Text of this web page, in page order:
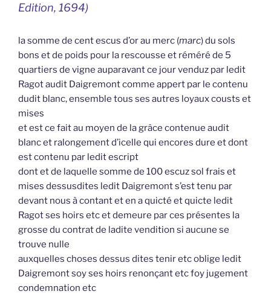
Edition, 1694)
la somme de cent escus d’or au merc (marc) du sols
bons et de poids pour la rescousse et réméré de 5
quartiers de vigne auparavant ce jour venduz par ledit
Ragot audit Daigremont comme appert par le contenu
dudit blanc, ensemble tous ses autres loyaux cousts et
mises
et est ce fait au moyen de la grâce contenue audit
blanc et ralongement d’icelle qui encores dure et dont
est contenu par ledit escript
dont et de laquelle somme de 100 escuz sol frais et
mises dessusdites ledit Daigremont s’est tenu par
devant nous à contant et en a quicté et quicte ledit
Ragot ses hoirs etc et demeure par ces présentes la
grosse du contrat de ladite vendition si aucune se
trouve nulle
auxquelles choses dessus dites tenir etc oblige ledit
Daigremont soy ses hoirs renonçant etc foy jugement
condemnation etc